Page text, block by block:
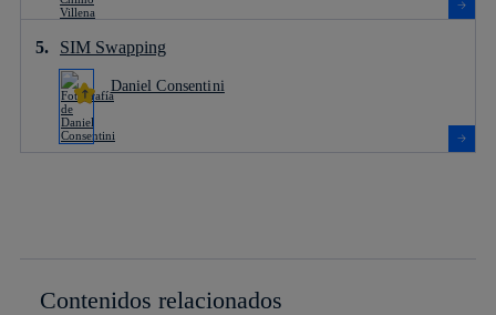
SIM Swapping
Daniel Consentini
Contenidos relacionados